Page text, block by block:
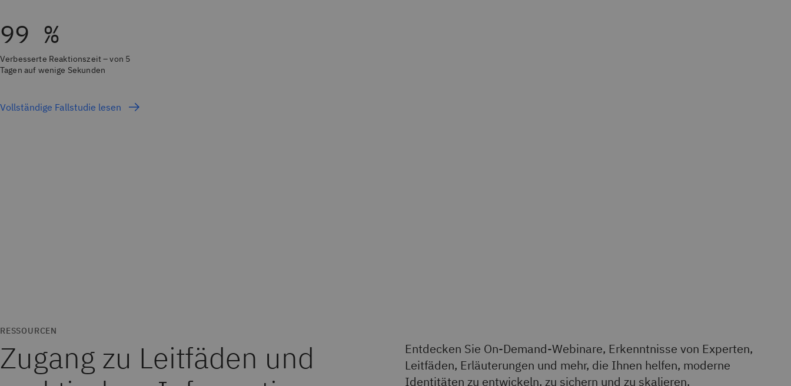
99 %
Verbesserte Reaktionszeit – von 5
Tagen auf wenige Sekunden
Vollständige Fallstudie lesen
RESSOURCEN
Zugang zu Leitfäden und
Entdecken Sie On-Demand-Webinare, Erkenntnisse von Experten,
Leitfäden, Erläuterungen und mehr, die Ihnen helfen, moderne
Identitäten zu entwickeln, zu sichern und zu skalieren.